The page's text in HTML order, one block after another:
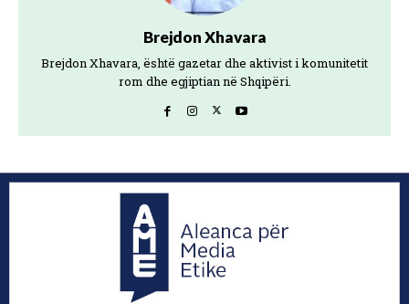
Brejdon Xhavara
Brejdon Xhavara, është gazetar dhe aktivist i komunitetit
rom dhe egjiptian në Shqipëri.